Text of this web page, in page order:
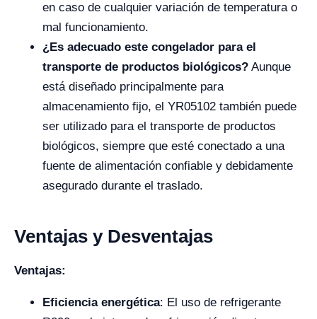
en caso de cualquier variación de temperatura o
mal funcionamiento.
¿Es adecuado este congelador para el
transporte de productos biológicos? Aunque
está diseñado principalmente para
almacenamiento fijo, el YR05102 también puede
ser utilizado para el transporte de productos
biológicos, siempre que esté conectado a una
fuente de alimentación confiable y debidamente
asegurado durante el traslado.
Ventajas y Desventajas
Ventajas:
Eficiencia energética: El uso de refrigerante